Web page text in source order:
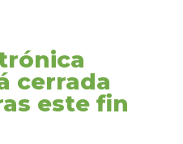
cerrada
este fin